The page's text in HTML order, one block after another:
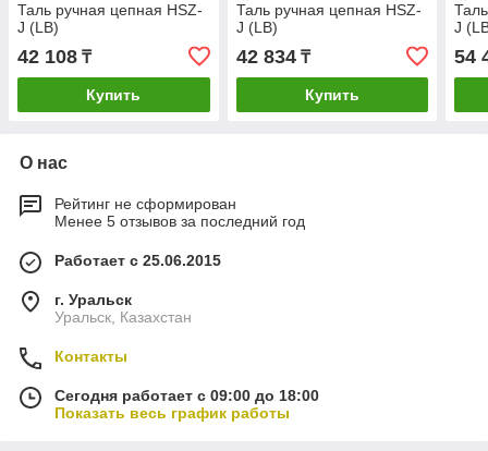
Таль ручная цепная HSZ-
J (LB)
42 108 ₸
Купить
Таль ручная цепная HSZ-
J (LB)
42 834₸
Купить
J
54
О нас
Рейтинг не сформирован
Менее 5 отзывов за последний год
Работает с 25.06.2015
г. Уральск
Уральск, Казахстан
Контакты
Сегодня работает с 09:00 до 18:00
Показать весь график работы